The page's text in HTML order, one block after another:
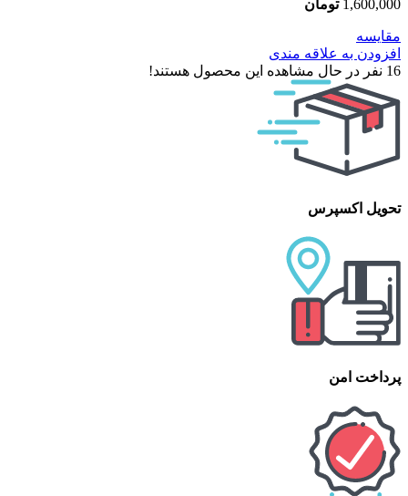
1,600,000 تومان
مقایسه
افزودن به علاقه مندی
16 نفر در حال مشاهده این محصول هستند!
تحویل اکسپرس
پرداخت امن